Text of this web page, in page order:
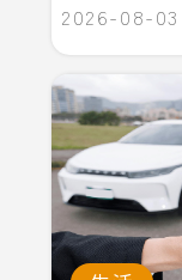
2026-08-03